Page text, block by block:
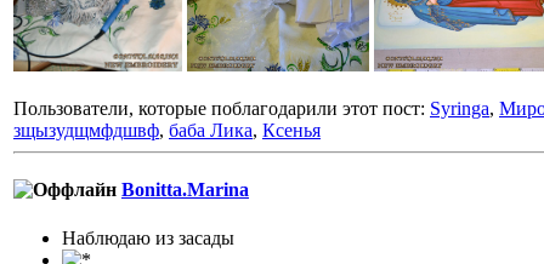
Пользователи, которые поблагодарили этот пост: Syringa,
зщызудщмфдшвф, баба Лика, Ксенья
Bonitta.Marina
Наблюдаю из засады